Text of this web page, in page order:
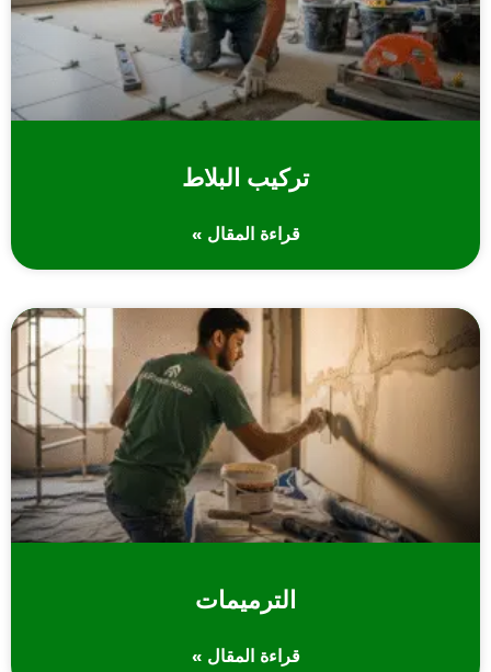
تركيب البلاط
قراءة المقال »
الترميمات
قراءة المقال »